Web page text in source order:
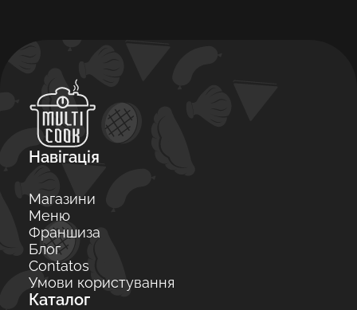
Навігація
Магазини
Меню
Франшиза
Блог
Contatos
Умови користування
Каталог